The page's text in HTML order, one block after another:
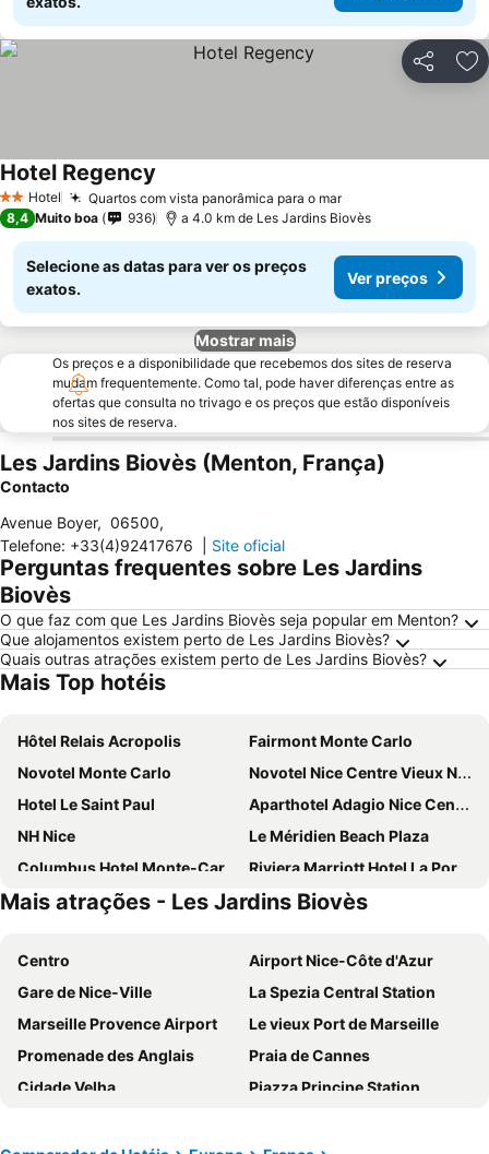
Partilhar
2 Estrelas
Hotel Quartos com vista panorâmica para o mar
Hotel Regency
8,4 Muito boa 936 a 4.0 km de Les Jardins Biovès
Selecione as datas para ver os preços
exatos.
Ver preços
Mostrar mais
Os preços e a disponibilidade que recebemos dos sites de reserva
mudam frequentemente. Como tal, pode haver diferenças entre as
ofertas que consulta no trivago e os preços que estão disponíveis
nos sites de reserva.
Les Jardins Biovès (Menton, França)
Contacto
Avenue Boyer, 06500,
Telefone: +33(4)92417676 Site oficial
Perguntas frequentes sobre Les Jardins
Biovès
O que faz com que Les Jardins Biovès seja popular em Menton?
Que alojamentos existem perto de Les Jardins Biovès?
Quais outras atrações existem perto de Les Jardins Biovès?
Mais Top hotéis
Hôtel Relais Acropolis
Fairmont Monte Carlo
Novotel Monte Carlo
Novotel Nice Centre Vieux Nice
Hotel Le Saint Paul
Aparthotel Adagio Nice Centre
NH Nice
Le Méridien Beach Plaza
Columbus Hotel Monte-Carlo, Curio Collection by Hilton
Riviera Marriott Hotel La Porte de Monaco
ibis Styles Nice Vieux Port
Hôtel Esprit d'Azur
Hotel Suisse
Hôtel Hermitage Monte-Carlo
Hotel Ambassador Monaco
Hotel du Pin Nice Port
ibis budget Menton
Monte-Carlo Bay Hotel & Resort
Best Western Premier Hotel Prince De Galles
Alfred Hotels Monaco - ex Forum - Hôtel rénové
Ibis Roquebrune Cap Martin
Best Western Hotel Mediterranee Menton
Mais atrações - Les Jardins Biovès
Centro
Airport Nice-Côte d'Azur
Gare de Nice-Ville
La Spezia Central Station
Marseille Provence Airport
Le vieux Port de Marseille
Promenade des Anglais
Praia de Cannes
Cidade Velha
Piazza Principe Station
La tua prima volta a Torino
Porta Susa